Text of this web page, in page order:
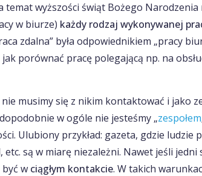
temat wyższości świąt Bożego Narodzenia
w biurze) każdy rodzaj wykonywanej
zdalna” była odpowiednikiem „pracy
porównać pracę polegającą np. na
musimy się z nikim kontaktować i jako
w ogóle nie jesteśmy „zespołem
Ulubiony przykład: gazeta, gdzie ludzie
są w miarę niezależni. Nawet jeśli
w ciągłym kontakcie. W takich